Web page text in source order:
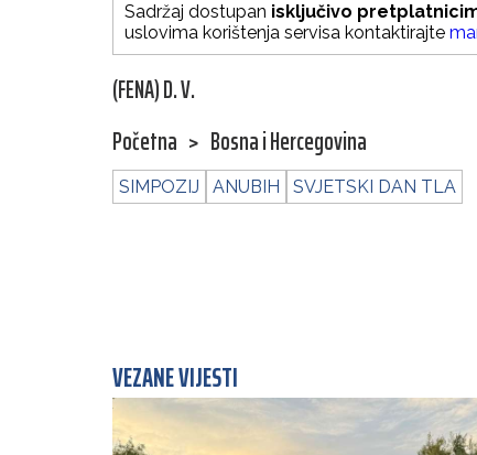
Sadržaj dostupan isključivo
uslovima korištenja servisa kontaktirajte
(FENA) D. V.
Početna > Bosna i Hercegovina
SIMPOZIJ ANUBIH SVJETSKI DAN TLA
VEZANE VIJESTI